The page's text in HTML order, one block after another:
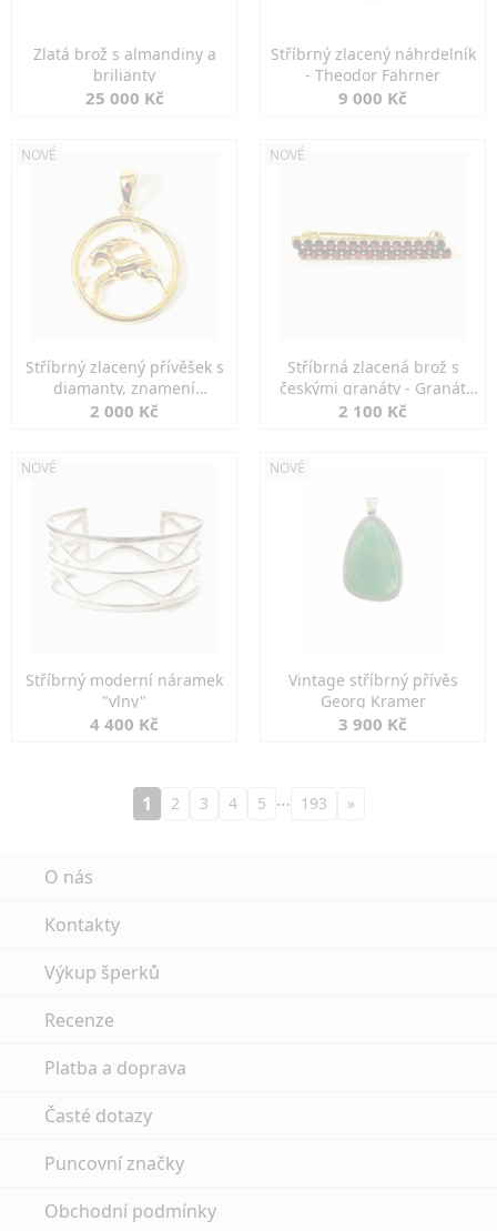
Zlatá brož s almandiny a
brilianty
25 000 Kč
Stříbrný zlacený náhrdelník
- Theodor Fahrner
9 000 Kč
NOVÉ
Stříbrný zlacený přívěšek s
diamanty, znamení
KOZOROH
2 000 Kč
NOVÉ
Stříbrná zlacená brož s
českými granáty - Granát
Turnov
2 100 Kč
NOVÉ
Stříbrný moderní náramek
"vlny"
4 400 Kč
NOVÉ
Vintage stříbrný přívěs
Georg Kramer
3 900 Kč
1 2 3 4 5 … 193 »
O nás
Kontakty
Výkup šperků
Recenze
Platba a doprava
Časté dotazy
Puncovní značky
Obchodní podmínky